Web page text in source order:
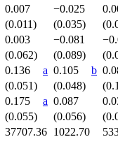
0.007 −0.025
(0.011) (0.035)
0.003 −0.081
(0.062) (0.089)
0.136 a 0.105 b
(0.051) (0.048)
0.175 a 0.087
(0.055) (0.056)
37707.36 1022.70